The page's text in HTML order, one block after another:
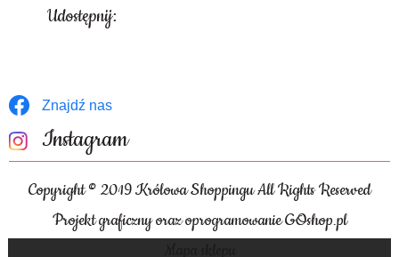
Udostępnij:
Znajdź nas
Instagram
Copyright © 2019 Królowa Shoppingu All Rights Reserved
Projekt graficzny oraz oprogramowanie GOshop.pl